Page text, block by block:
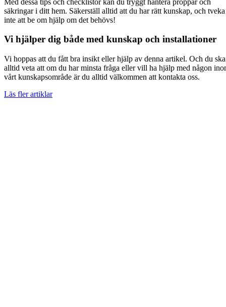
säkringar i ditt hem. Säkerställ alltid att du har rätt kunskap, och tveka
inte att be om hjälp om det behövs!
Vi hjälper dig både med kunskap och installationer
Vi hoppas att du fått bra insikt eller hjälp av denna artikel. Och du ska
alltid veta att om du har minsta fråga eller vill ha hjälp med någon
vårt kunskapsområde är du alltid välkommen att kontakta oss.
Läs fler artiklar